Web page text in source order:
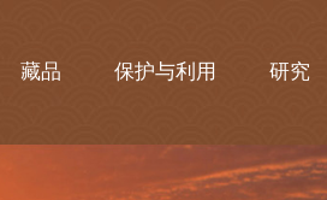
藏品 保护与利用 研究